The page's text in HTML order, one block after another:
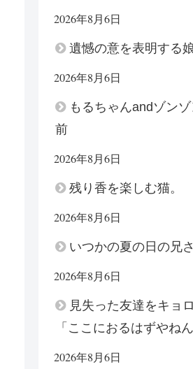
2026年8月6日
遺憾の意を表明する
2026年8月6日
もるちゃんandゾン
前
2026年8月6日
残り香を楽しむ猫。
2026年8月6日
いつかの夏の日の兄
2026年8月6日
見失った友達をキョ
「ここにおるはずやねん
2026年8月6日